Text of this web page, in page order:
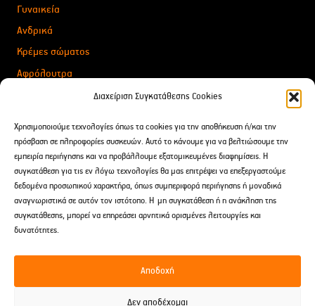
Διαχείριση Συγκατάθεσης Cookies
Χρησιμοποιούμε τεχνολογίες όπως τα cookies για την αποθήκευση ή/και την
πρόσβαση σε πληροφορίες συσκευών. Αυτό το κάνουμε για να βελτιώσουμε την
εμπειρία περιήγησης και να προβάλλουμε εξατομικευμένες διαφημίσεις. Η
συγκατάθεση για τις εν λόγω τεχνολογίες θα μας επιτρέψει να επεξεργαστούμε
δεδομένα προσωπικού χαρακτήρα, όπως συμπεριφορά περιήγησης ή μοναδικά
αναγνωριστικά σε αυτόν τον ιστότοπο. Η μη συγκατάθεση ή η ανάκληση της
συγκατάθεσης, μπορεί να επηρεάσει αρνητικά ορισμένες λειτουργίες και
δυνατότητες.
Αποδοχή
Δεν αποδέχομαι
Γυναικεία
Ανδρικά
Κρέμες σώματος
Αφρόλουτρα
After Shave
Επικοινωνία
Δαρειώτου 9 Tρίπολη, Ελλάδα
2710 238691
spititouaromatos2012@gmail.com